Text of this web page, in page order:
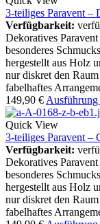
3-teiliges Paravent –
Verfügbarkeit:
Dekoratives
besonderes
hergestellt aus Holz
nur diskret den
fabelhaftes
149,90 € Ausführung
Quick View
3-teiliges Paravent –
Verfügbarkeit:
Dekoratives
besonderes
hergestellt aus Holz
nur diskret den
fabelhaftes